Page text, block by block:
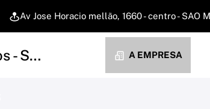
Av Jose Horacio mellão, 1660 - centro - SAO
Alfa Veículos - São Manuel A EMPRESA